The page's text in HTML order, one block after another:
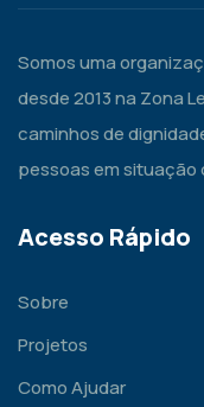
Somos uma
desde 2013 na Zona
caminhos de
pessoas em situação
Acesso Rápido
Sobre
Projetos
Como Ajudar